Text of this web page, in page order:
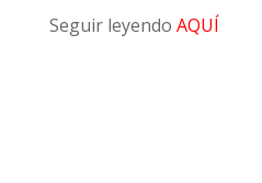
Seguir leyendo AQUÍ